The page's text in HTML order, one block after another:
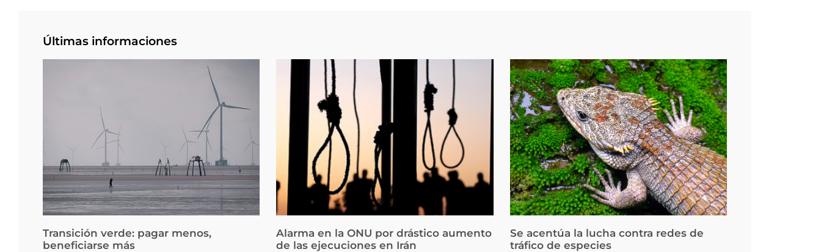
Últimas informaciones
Transición verde: pagar menos,
beneficiarse más
Alarma en la ONU por drástico aumento
de las ejecuciones en Irán
Se acentúa la lucha contra redes de
tráfico de especies